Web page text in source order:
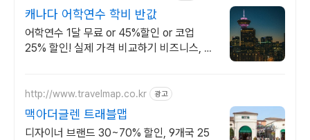
캐나다 어학연수 학비 반값
어학연수 1달 무료 or 45%할인 or 코업
25% 할인! 실제 가격 비교하기 비즈니스, 호
http://www.travelmap.co.kr 광고
맥아더글렌 트래블맵
디자이너 브랜드 30~70% 할인, 9개국 25